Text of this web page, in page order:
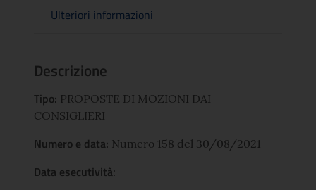
Ulteriori informazioni
Descrizione
Tipo: PROPOSTE DI MOZIONI DAI
CONSIGLIERI
Numero e data: Numero 158 del 30/08/2021
Data esecutività: